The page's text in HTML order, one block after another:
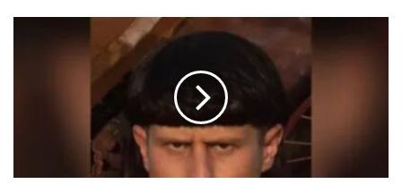
durante
acidente